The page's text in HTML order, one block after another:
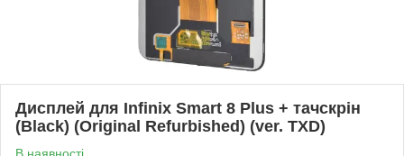
Дисплей для Infinix Smart 8 Plus + тачскрін
(Black) (Original Refurbished) (ver. TXD)
В наявності